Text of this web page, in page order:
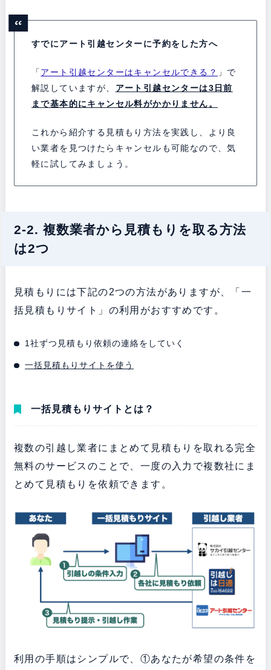
すでにアート引越センターに予約をした方へ
「 アート引越センターはキャンセルできる？ 」で
解説していますが、 アート引越センターは3日前
まで基本的にキャンセル料がかかりません。
これから紹介する見積もり方法を実践し、より良
い業者を見つけたらキャンセルも可能なので、気
軽に試してみましょう。
2-2. 複数業者から見積もりを取る方法
は2つ
見積もりには下記の2つの方法がありますが、「一
括見積もりサイト」の利用がおすすめです。
1社ずつ見積もり依頼の連絡をしていく
一括見積もりサイトを使う
一括見積もりサイトとは？
複数の引越し業者にまとめて見積もりを取れる完全
無料のサービスのことで、一度の入力で複数社にま
とめて見積もりを依頼できます。
利用の手順はシンプルで、①あなたが希望の条件を